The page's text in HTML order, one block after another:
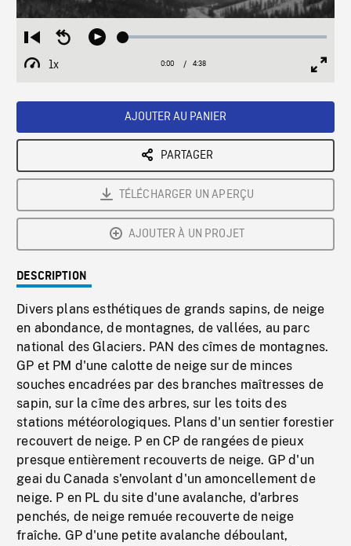
Restart
from
beginning
Seek
Play Loaded:
1x
Playback
Current
0:00 / Duration
4:38
AJOUTER AU PANIER
PARTAGER
TÉLÉCHARGER UN APERÇU
AJOUTER À UN PROJET
DESCRIPTION
Divers plans esthétiques de grands sapins, de neige
en abondance, de montagnes, de vallées, au parc
national des Glaciers. PAN des cîmes de montagnes.
GP et PM d'une calotte de neige sur de minces
souches encadrées par des branches maîtresses de
sapin, sur la cîme des arbres, sur les toits des
stations météorologiques. Plans d'un sentier forestier
recouvert de neige. P en CP de rangées de pieux
presque entièrement recouverts de neige. GP d'un
geai du Canada s'envolant d'un amoncellement de
neige. P en PL du site d'une avalanche, d'arbres
penchés, de neige remuée recouverte de neige
fraîche. GP d'une petite avalanche déboulant,